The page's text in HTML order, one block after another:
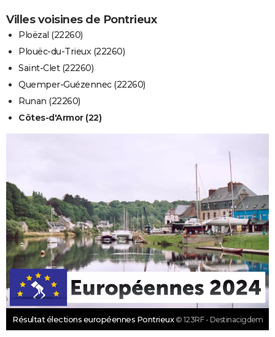
Villes voisines de Pontrieux
Ploëzal (22260)
Plouëc-du-Trieux (22260)
Saint-Clet (22260)
Quemper-Guézennec (22260)
Runan (22260)
Côtes-d'Armor (22)
Résultat élections européennes Pontrieux © 123RF - Destinacigdem